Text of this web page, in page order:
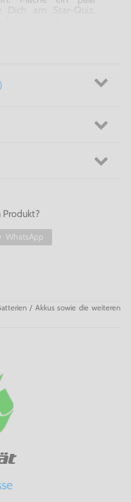
Mini-Spiele. Schütze
DS
Deinen Avatar
mit Deinen Freunden
Produkt?
WhatsApp
/ Akkus sowie die weiteren